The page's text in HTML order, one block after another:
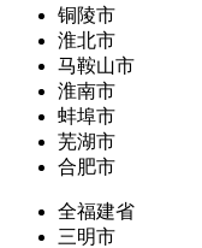
铜陵市
淮北市
马鞍山市
淮南市
蚌埠市
芜湖市
合肥市
全福建省
三明市